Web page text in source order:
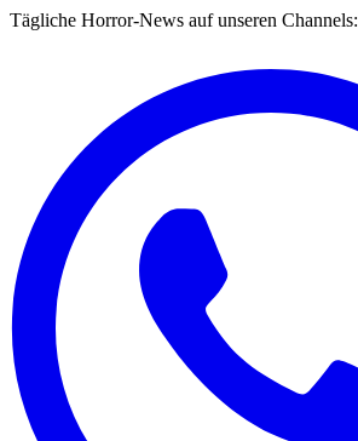
Tägliche Horror-News auf unseren Channels: